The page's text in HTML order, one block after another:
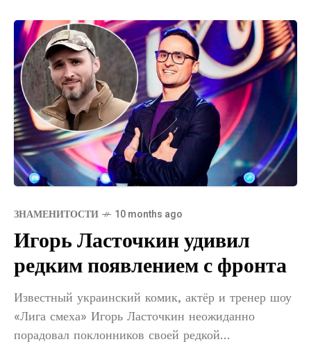
ЗНАМЕНИТОСТИ 10 months ago
Игорь Ласточкин удивил
редким появлением с фронта
Известный украинский комик, актёр и тренер шоу
«Лига смеха» Игорь Ласточкин неожиданно
порадовал поклонников своей редкой